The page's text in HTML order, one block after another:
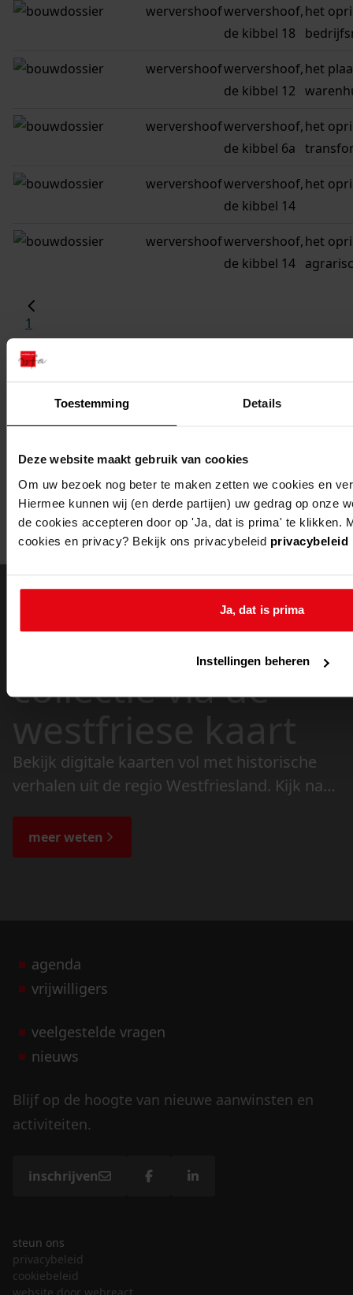
Toestemming Details
Deze website maakt gebruik van cookies
Om uw bezoek nog beter te maken zetten we cookies en
Hiermee kunnen wij (en derde partijen) uw gedrag op onze
de cookies accepteren door op 'Ja, dat is prima' te klikken.
cookies en privacy? Bekijk ons privacybeleid privacybeleid
Ja, dat is prima
Instellingen beheren
wervershoofwervershoof,
de kibbel 18
het
wervershoofwervershoof,
de kibbel 12
het
wervershoofwervershoof,
de kibbel 6a
het
wervershoofwervershoof,
de kibbel 14
het
wervershoofwervershoof,
de kibbel 14
het
1
2
6
...
3
doorzoek de
collectie via de
westfriese kaart
Bekijk digitale kaarten vol met historische
verhalen uit de regio Westfriesland. Kijk naar
de bijzondere verhalen.
meer weten
agenda
vrijwilligers
veelgestelde vragen
nieuws
Blijf op de hoogte van nieuwe aanwinsten en
activiteiten.
inschrijven
steun ons
privacybeleid
cookiebeleid